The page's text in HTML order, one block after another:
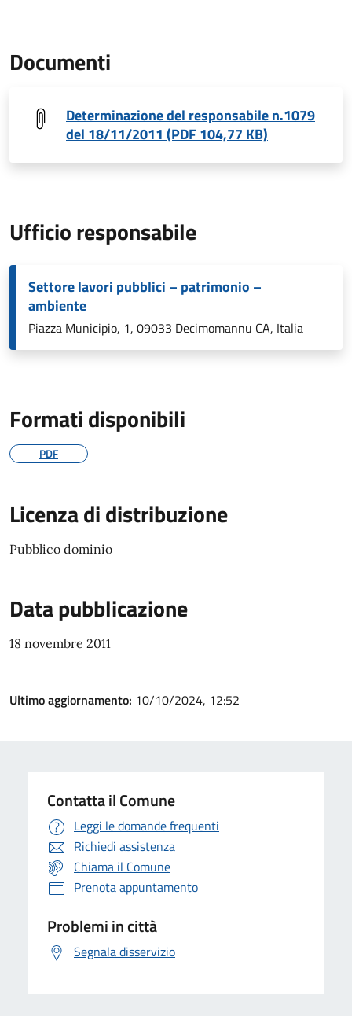
Documenti
Determinazione del responsabile n.1079
del 18/11/2011 (PDF 104,77 KB)
Ufficio responsabile
Settore lavori pubblici – patrimonio –
ambiente
Piazza Municipio, 1, 09033 Decimomannu CA, Italia
Formati disponibili
PDF
Licenza di distribuzione
Pubblico dominio
Data pubblicazione
18 novembre 2011
Ultimo aggiornamento: 10/10/2024, 12:52
Contatta il Comune
Leggi le domande frequenti
Richiedi assistenza
Chiama il Comune
Prenota appuntamento
Problemi in città
Segnala disservizio